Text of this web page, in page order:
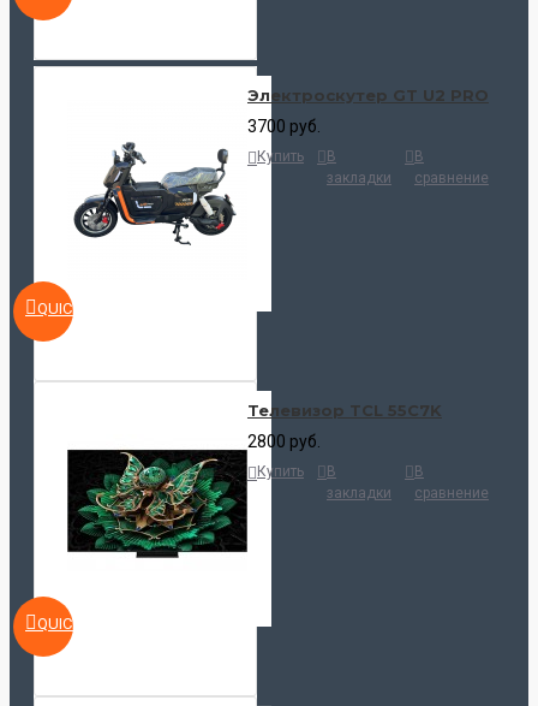
QUICKVIEW
Электроскутер GT U2 PRO
3700 руб.
Купить
В
закладки
В
сравнение
QUICKVIEW
Телевизор TCL 55C7K
2800 руб.
Купить
В
закладки
В
сравнение